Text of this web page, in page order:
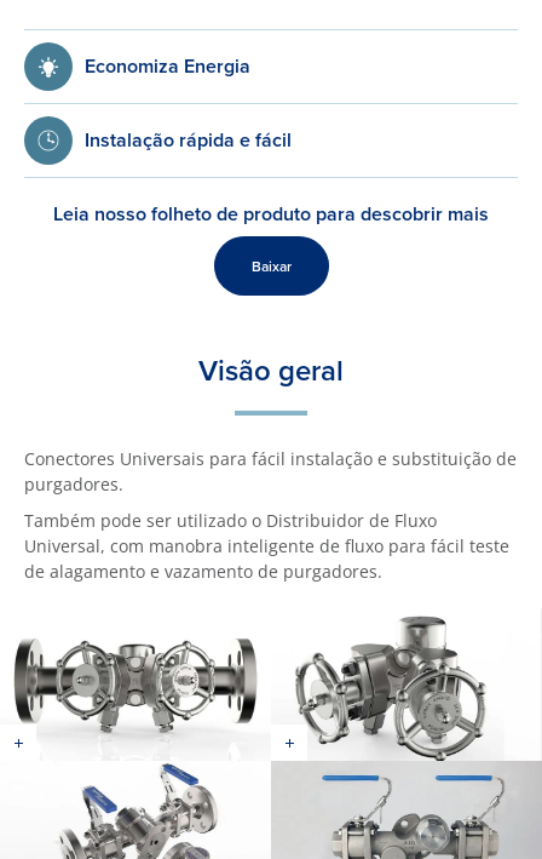
Economiza Energia
Instalação rápida e fácil
Leia nosso folheto de produto para descobrir mais
Baixar
Visão geral
Conectores Universais para fácil instalação e substituição de
purgadores.
Também pode ser utilizado o Distribuidor de Fluxo
Universal, com manobra inteligente de fluxo para fácil teste
de alagamento e vazamento de purgadores.